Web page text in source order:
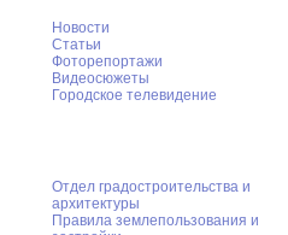
Новости
Статьи
Фоторепортажи
Видеосюжеты
Городское телевидение
Отдел градостроительства и
архитектуры
Правила землепользования и